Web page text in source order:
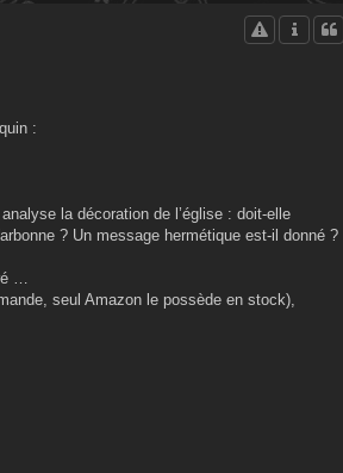
:
la décoration de l’église : doit-elle
? Un message hermétique est-il donné ?
…
seul Amazon le possède en stock),